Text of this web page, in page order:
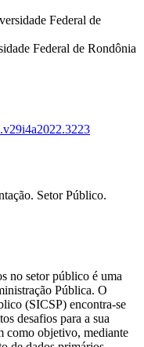
Federal de
Federal de Rondônia
Setor Público.
no setor público é uma
Pública. O
(SICSP) encontra-se
desafios para a sua
como objetivo, mediante